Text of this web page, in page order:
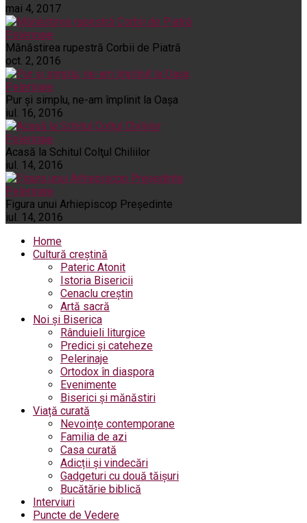
mai 4, 2017
Pelerinaje
Mănăstirea rupestră Corbii de Piatră
oct. 2, 2016
Pelerinaje
Pur şi simplu, ne-am împlinit la Oaşa
iul. 16, 2016
Pelerinaje
Acasă la Schitul Colţul Chiliilor
iul. 14, 2016
Pelerinaje
Figura unui Arhiepiscop Preşedinte
iul. 14, 2016
Home
Cultură creștină
Pateric Atonit
Istoria Bisericii
Cenaclu creștin
Artă sacră
Noi și Biserica
Rânduieli liturgice
Predici și cateheze
Pelerinaje
Ortodox în diaspora
Evenimente
Biserici și mănăstiri
Viață curată
Nevoințe contemporane
Familia de azi
Casa curată
Adicții și vindecări
Gadgeturi cu două tăișuri
Bucătărie biblică
Interviuri
Puncte de Vedere